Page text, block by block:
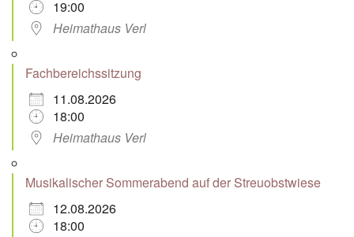
19:00
Heimathaus Verl
Fachbereichssitzung
11.08.2026
18:00
Heimathaus Verl
Musikalischer Sommerabend auf der Streuobstwiese
12.08.2026
18:00